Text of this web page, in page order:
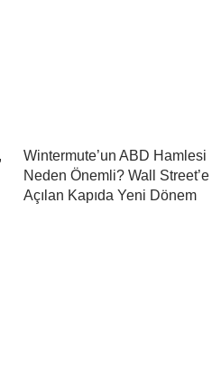
Wintermute’un ABD Hamlesi
Neden Önemli? Wall Street’e
Açılan Kapıda Yeni Dönem